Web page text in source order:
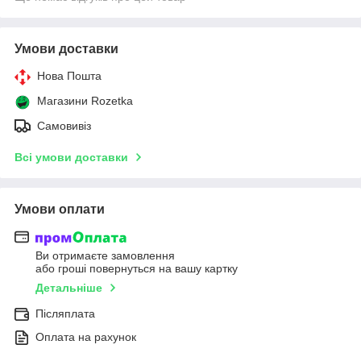
Умови доставки
Нова Пошта
Магазини Rozetka
Самовивіз
Всі умови доставки
Умови оплати
Ви отримаєте замовлення
або гроші повернуться на вашу картку
Детальніше
Післяплата
Оплата на рахунок